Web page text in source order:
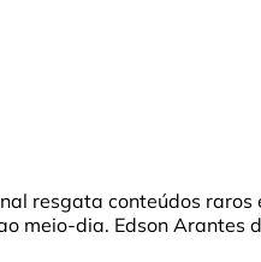
resgata conteúdos raros
meio-dia. Edson Arantes